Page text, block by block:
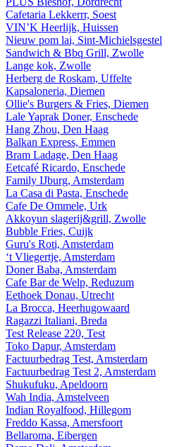
Cafetaria Lekkerrr, Soest
VIN’K Heerlijk, Huissen
Nieuw pom lai, Sint-Michielsgestel
Sandwich & Bbq Grill, Zwolle
Lange kok, Zwolle
Herberg de Roskam, Uffelte
Kapsaloneria, Diemen
Ollie's Burgers & Fries, Diemen
Lale Yaprak Doner, Enschede
Hang Zhou, Den Haag
Balkan Express, Emmen
Bram Ladage, Den Haag
Eetcafé Ricardo, Enschede
Family IJburg, Amsterdam
La Casa di Pasta, Enschede
Cafe De Ommele, Urk
Akkoyun slagerij&grill, Zwolle
Bubble Fries, Cuijk
Guru's Roti, Amsterdam
‘t Vliegertje, Amsterdam
Doner Baba, Amsterdam
Cafe Bar de Welp, Reduzum
Eethoek Donau, Utrecht
La Brocca, Heerhugowaard
Ragazzi Italiani, Breda
Test Release 220, Test
Toko Dapur, Amsterdam
Factuurbedrag Test, Amsterdam
Factuurbedrag Test 2, Amsterdam
Shukufuku, Apeldoorn
Wah India, Amstelveen
Indian Royalfood, Hillegom
Freddo Kassa, Amersfoort
Bellaroma, Eibergen